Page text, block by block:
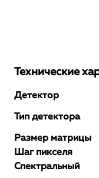
Технические
Детектор
Тип детектора
Размер матрицы
Шаг пикселя
Спектральный